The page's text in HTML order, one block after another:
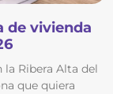
de vivienda
la Ribera Alta del
que quiera